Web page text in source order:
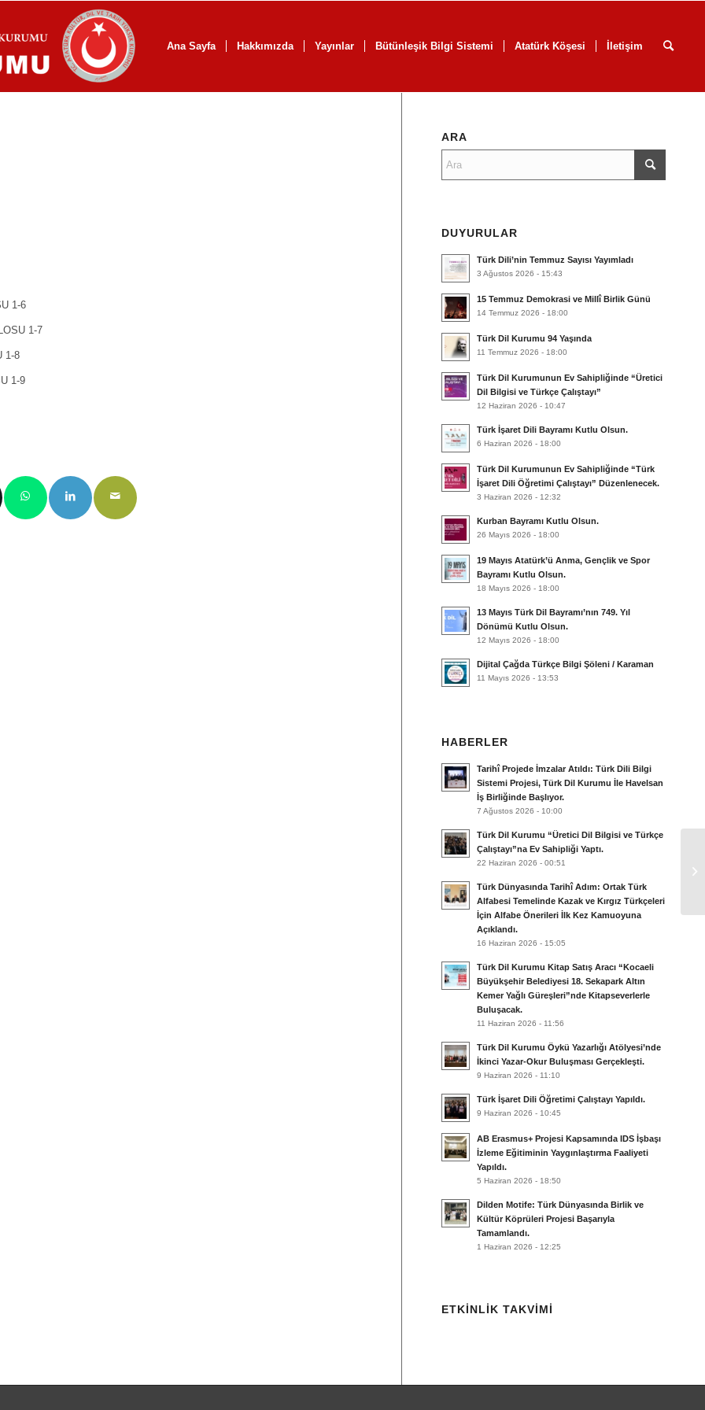
Ana Sayfa Hakkımızda Yayınlar Bütünleşik Bilgi Sistemi Atatürk Köşesi İletişim
1-6
1-7
1-8
1-9
ARA
DUYURULAR
Türk Dili’nin Temmuz Sayısı Yayımladı
3 Ağustos 2026 - 15:43
15 Temmuz Demokrasi ve Millî Birlik Günü
14 Temmuz 2026 - 18:00
Türk Dil Kurumu 94 Yaşında
11 Temmuz 2026 - 18:00
Türk Dil Kurumunun Ev Sahipliğinde “Üretici
Dil Bilgisi ve Türkçe Çalıştayı”
12 Haziran 2026 - 10:47
Türk İşaret Dili Bayramı Kutlu Olsun.
6 Haziran 2026 - 18:00
Türk Dil Kurumunun Ev Sahipliğinde “Türk
İşaret Dili Öğretimi Çalıştayı” Düzenlenecek.
3 Haziran 2026 - 12:32
Kurban Bayramı Kutlu Olsun.
26 Mayıs 2026 - 18:00
19 Mayıs Atatürk’ü Anma, Gençlik ve Spor
Bayramı Kutlu Olsun.
18 Mayıs 2026 - 18:00
13 Mayıs Türk Dil Bayramı’nın 749. Yıl
Dönümü Kutlu Olsun.
12 Mayıs 2026 - 18:00
Dijital Çağda Türkçe Bilgi Şöleni / Karaman
11 Mayıs 2026 - 13:53
HABERLER
Tarihî Projede İmzalar Atıldı: Türk Dili Bilgi
Sistemi Projesi, Türk Dil Kurumu İle Havelsan
İş Birliğinde Başlıyor.
7 Ağustos 2026 - 10:00
Türk Dil Kurumu “Üretici Dil Bilgisi ve Türkçe
Çalıştayı”na Ev Sahipliği Yaptı.
22 Haziran 2026 - 00:51
Türk Dünyasında Tarihî Adım: Ortak Türk
Alfabesi Temelinde Kazak ve Kırgız Türkçeleri
İçin Alfabe Önerileri İlk Kez Kamuoyuna
Açıklandı.
16 Haziran 2026 - 15:05
Türk Dil Kurumu Kitap Satış Aracı “Kocaeli
Büyükşehir Belediyesi 18. Sekapark Altın
Kemer Yağlı Güreşleri”nde Kitapseverlerle
Buluşacak.
11 Haziran 2026 - 11:56
Türk Dil Kurumu Öykü Yazarlığı Atölyesi’nde
İkinci Yazar-Okur Buluşması Gerçekleşti.
9 Haziran 2026 - 11:10
Türk İşaret Dili Öğretimi Çalıştayı Yapıldı.
9 Haziran 2026 - 10:45
AB Erasmus+ Projesi Kapsamında IDS İşbaşı
İzleme Eğitiminin Yaygınlaştırma Faaliyeti
Yapıldı.
5 Haziran 2026 - 18:50
Dilden Motife: Türk Dünyasında Birlik ve
Kültür Köprüleri Projesi Başarıyla
Tamamlandı.
1 Haziran 2026 - 12:25
ETKINLIK TAKVIMI